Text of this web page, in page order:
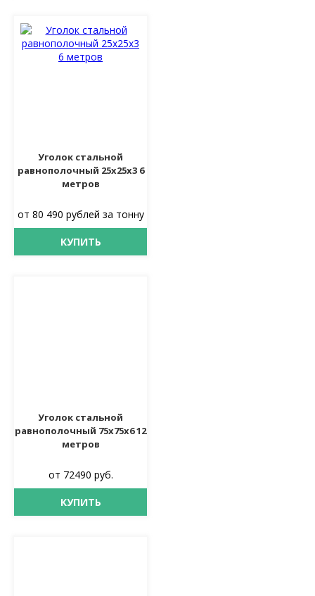
Уголок стальной
равнополочный 25х25х3 6
метров
от 80 490 рублей за тонну
КУПИТЬ
Уголок стальной
равнополочный 75х75х6 12
метров
от 72490 руб.
КУПИТЬ